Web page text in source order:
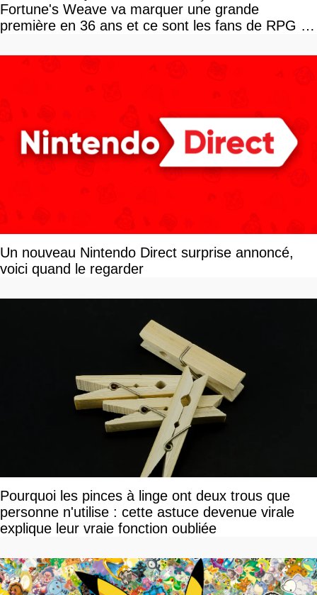
Fortune's Weave va marquer une grande
première en 36 ans et ce sont les fans de RPG en
Un nouveau Nintendo Direct surprise annoncé,
voici quand le regarder
Pourquoi les pinces à linge ont deux trous que
personne n'utilise : cette astuce devenue virale
explique leur vraie fonction oubliée